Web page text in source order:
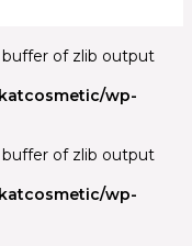
buffer of zlib output
wp-
buffer of zlib output
wp-